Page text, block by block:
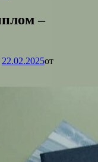
–
22.02.2025от